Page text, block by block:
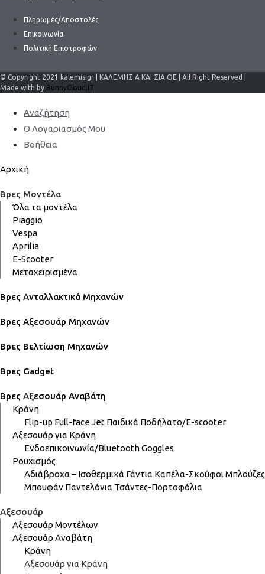
Πληρωμές/Αποστολές
Επικοινωνία
Πολιτική Επιστροφών
© Copyright 2021 kalemis.gr | ΚΑΛΕΜΗΣ Α ΚΑΙ ΣΙΑ ΟΕ | All Right Reserved |
Made with by BunnyCloud.IT
Αναζήτηση
Ο Λογαριασμός Μου
Βοήθεια
Αρχική
Βρες Μοντέλα
Όλα τα μοντέλα
Piaggio
Vespa
Aprilia
E-Scooter
Μεταχειρισμένα
Βρες Ανταλλακτικά Μηχανών
Βρες Αξεσουάρ Μηχανών
Βρες Βελτίωση Μηχανών
Βρες Gadget
Βρες Αξεσουάρ Αναβάτη
Κράνη
Flip-up Full-faceJet Παιδικά Ποδήλατο/E-scooter
Αξεσουάρ για Κράνη
Ενδοεπικοινωνία/BluetoothGoggles
Ρουχισμός
Αδιάβροχα – Ισοθερμικά Γάντια Καπέλα-Σκούφοι Μπλούζες
Μπουφάν Παντελόνια Τσάντες-Πορτοφόλια
Αξεσουάρ
Αξεσουάρ Μοντέλων
Αξεσουάρ Αναβάτη
Κράνη
Αξεσουάρ για Κράνη